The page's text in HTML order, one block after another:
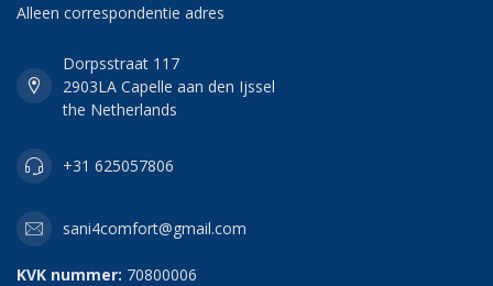
Alleen correspondentie adres
Dorpsstraat 117
2903LA Capelle aan den Ijssel
the Netherlands
+31 625057806
sani4comfort@gmail.com
KVK nummer: 70800006